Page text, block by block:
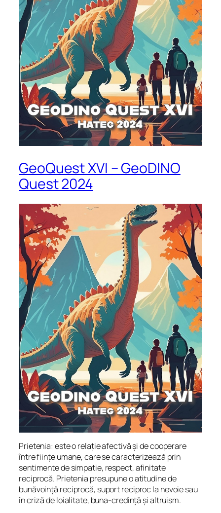
GeoQuest XVI – GeoDINO
Quest 2024
Prietenia: este o relație afectivă și de cooperare
între ființe umane, care se caracterizează prin
sentimente de simpatie, respect, afinitate
reciprocă. Prietenia presupune o atitudine de
bunăvoință reciprocă, suport reciproc la nevoie sau
în criză de loialitate, buna-credință și altruism.